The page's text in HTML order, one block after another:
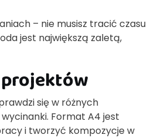
– nie musisz tracić czasu
jest największą zaletą,
projektów
się w różnych
Format A4 jest
i tworzyć kompozycje w